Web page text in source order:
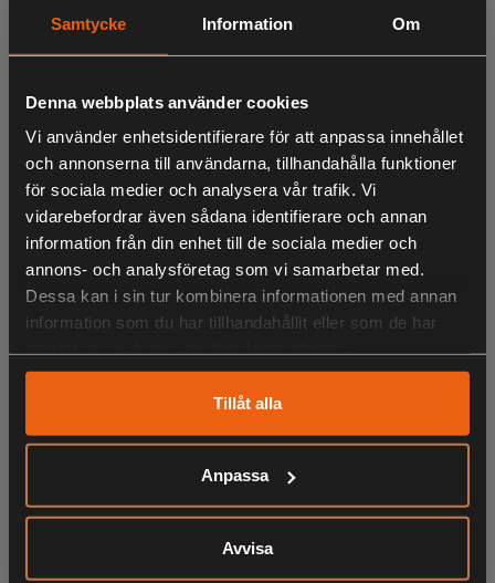
Samtycke Information Om
Denna webbplats använder cookies
Vi använder enhetsidentifierare för att anpassa innehållet
och annonserna till användarna, tillhandahålla funktioner
för sociala medier och analysera vår trafik. Vi
vidarebefordrar även sådana identifierare och annan
information från din enhet till de sociala medier och
annons- och analysföretag som vi samarbetar med.
Dessa kan i sin tur kombinera informationen med annan
information som du har tillhandahållit eller som de har
Tillåt alla
Anpassa
Avvisa
tag kontakt med oss för aktuell lagerstatus i butik
En tunn och smidig jacka/tröja i högelastisk powerfleece.
Borstad insida för en mjuk och skön känsla.
Praktiska fickor inklusive innerfickor och bröstficka med
öppning för antenn/sladd. Ärmar med förstärkta tumhål.
Reglerbar nedtill.
Material: 95% polyester, 5% elastan.
LIKNANDE PRODUKTER
KÖPS OFTA TILLSAMMANS